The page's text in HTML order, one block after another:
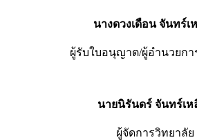
นางดวงเดือน จันทร์เ
ผู้รับใบอนุญาต/ผู้อำนวยกา
นายนิรันดร์ จันทร์เห
ผู้จัดการวิทยาลัย